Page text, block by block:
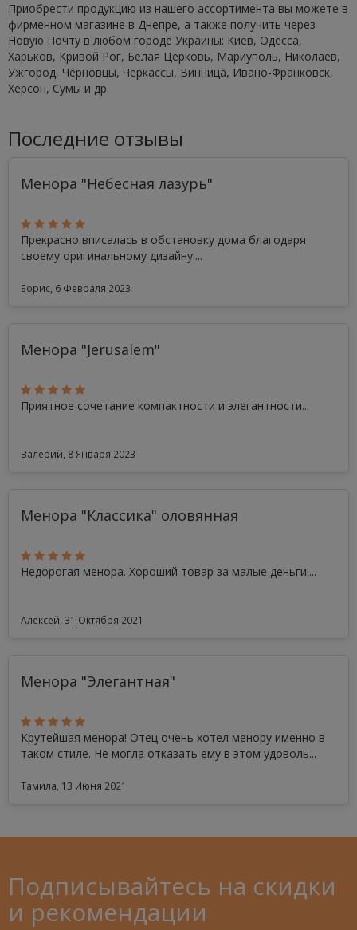
Приобрести продукцию из нашего ассортимента вы можете в
фирменном магазине в Днепре, а также получить через
Новую Почту в любом городе Украины: Киев, Одесса,
Харьков, Кривой Рог, Белая Церковь, Мариуполь, Николаев,
Ужгород, Черновцы, Черкассы, Винница, Ивано-Франковск,
Херсон, Сумы и др.
Последние отзывы
Менора "Небесная лазурь"
Прекрасно вписалась в обстановку дома благодаря
своему оригинальному дизайну....
Борис, 6 Февраля 2023
Менора "Jerusalem"
Приятное сочетание компактности и элегантности...
Валерий, 8 Января 2023
Менора "Классика" оловянная
Недорогая менора. Хороший товар за малые деньги!...
Алексей, 31 Октября 2021
Менора "Элегантная"
Крутейшая менора! Отец очень хотел менору именно в
таком стиле. Не могла отказать ему в этом удоволь...
Тамила, 13 Июня 2021
Подписывайтесь на скидки
и рекомендации